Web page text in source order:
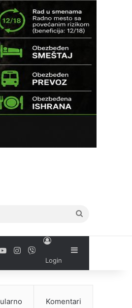
YouTubeInstagram
Viber
Login
Sidebar
Komentari